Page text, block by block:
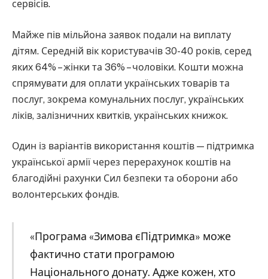
сервісів.
Майже пів мільйона заявок подали на виплату
дітям. Середній вік користувачів 30-40 років, серед
яких 64% – жінки та 36% – чоловіки. Кошти можна
спрямувати для оплати українських товарів та
послуг, зокрема комунальних послуг, українських
ліків, залізничних квитків, українських книжок.
Один із варіантів використання коштів — підтримка
української армії через перерахунок коштів на
благодійні рахунки Сил безпеки та оборони або
волонтерських фондів.
«Програма «Зимова єПідтримка» може
фактично стати програмою
Національного донату. Адже кожен, хто